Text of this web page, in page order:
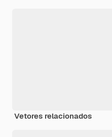
Vetores relacionados